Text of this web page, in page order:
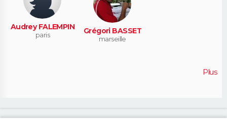
Audrey FALEMPIN
paris Grégori BASSET
marseille
Plus